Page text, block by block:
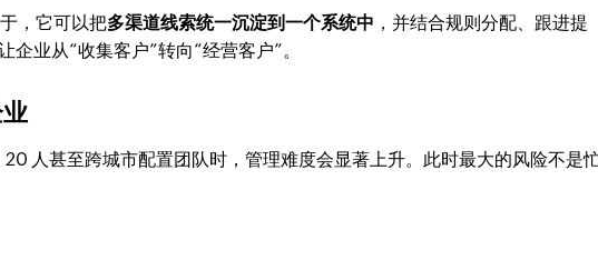
，它可以把多渠道线索统一沉淀到一个系统中 ，并结合规则分配、跟进提
业从“收集客户”转向“经营客户”。
20 人甚至跨城市配置团队时，管理难度会显著上升。此时最大的风险不是